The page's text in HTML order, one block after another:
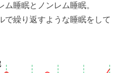
睡眠とノンレム睡眠。
で繰り返すような睡眠をして